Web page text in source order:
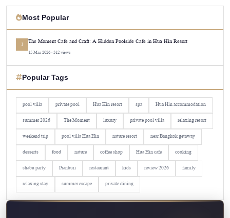
Most Popular
1 The Moment Cafe and Craft: A Hidden Poolside Cafe in Hua Hin Resort
15 Mar 2026 · 312 views
Popular Tags
pool villa private pool Hua Hin resort spa Hua Hin accommodation
summer 2026 The Moment luxury private pool villa relaxing resort
weekend trip pool villa Hua Hin nature resort near Bangkok getaway
desserts food nature coffee shop Hua Hin cafe cooking
shabu party Pranburi restaurant kids review 2026 family
relaxing stay summer escape private dining